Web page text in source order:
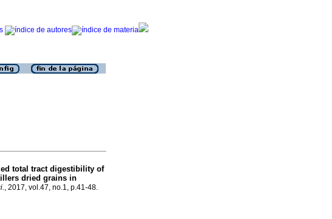
total tract digestibility of
dried grains in
, 2017, vol.47, no.1, p.41-48.